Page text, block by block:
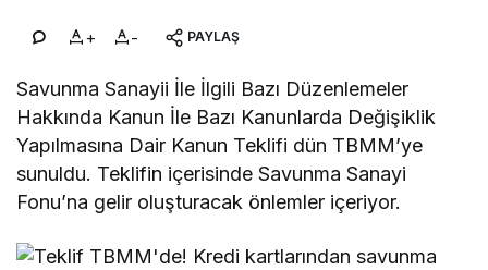
+ - PAYLAŞ
Savunma Sanayii İle İlgili Bazı Düzenlemeler
Hakkında Kanun İle Bazı Kanunlarda Değişiklik
Yapılmasına Dair Kanun Teklifi dün TBMM’ye
sunuldu. Teklifin içerisinde Savunma Sanayi
Fonu’na gelir oluşturacak önlemler içeriyor.